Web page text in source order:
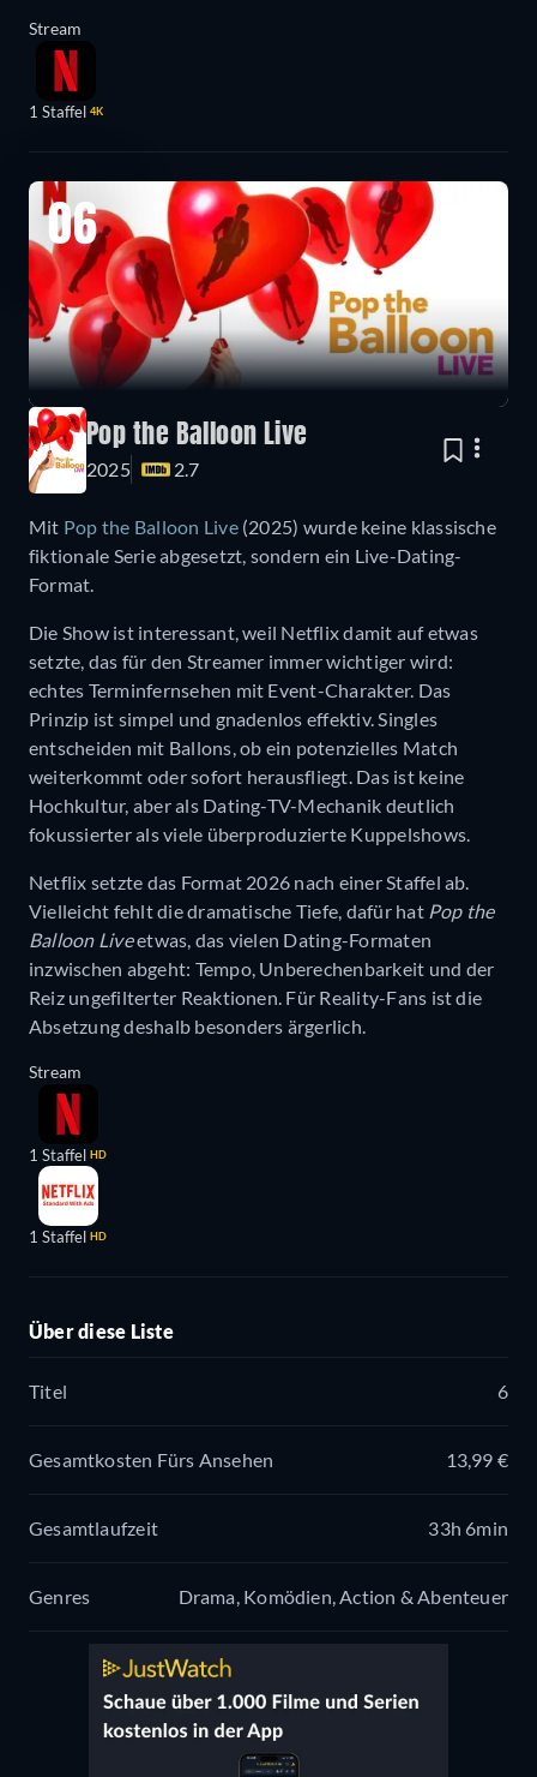
Stream
1 Staffel 4K
06
Pop the Balloon Live
2025 2.7
Mit Pop the Balloon Live (2025) wurde keine klassische
fiktionale Serie abgesetzt, sondern ein Live-Dating-
Format.
Die Show ist interessant, weil Netflix damit auf etwas
setzte, das für den Streamer immer wichtiger wird:
echtes Terminfernsehen mit Event-Charakter. Das
Prinzip ist simpel und gnadenlos effektiv. Singles
entscheiden mit Ballons, ob ein potenzielles Match
weiterkommt oder sofort herausfliegt. Das ist keine
Hochkultur, aber als Dating-TV-Mechanik deutlich
fokussierter als viele überproduzierte Kuppelshows.
Netflix setzte das Format 2026 nach einer Staffel ab.
Vielleicht fehlt die dramatische Tiefe, dafür hat Pop the
Balloon Liveetwas, das vielen Dating-Formaten
inzwischen abgeht: Tempo, Unberechenbarkeit und der
Reiz ungefilterter Reaktionen. Für Reality-Fans ist die
Absetzung deshalb besonders ärgerlich.
Stream
1 Staffel HD
1 Staffel HD
Über diese Liste
Titel 6
Gesamtkosten Fürs Ansehen 13,99 €
Gesamtlaufzeit 33h 6min
Genres Drama, Komödien, Action & Abenteuer